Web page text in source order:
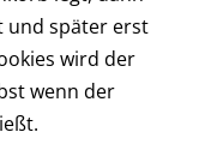
und später erst
wird der
wenn der